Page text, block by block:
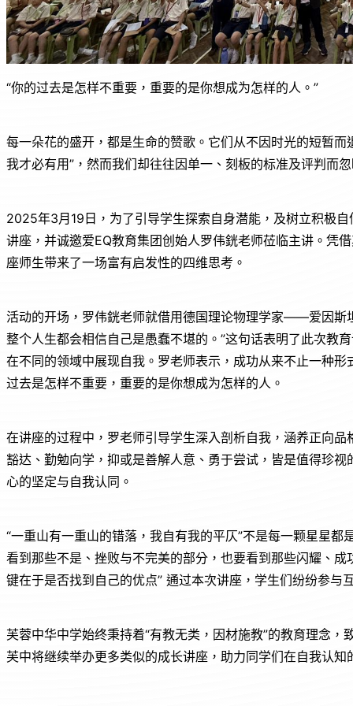
“你的过去是怎样不重要，重要的是你想成为怎样的人。”
每一朵花的盛开，都是生命的赞歌。它们从不因时光的短暂
我才必有用”，然而我们却往往因单一、刻板的标准及评判而忽
2025年3月19日，为了引导学生探索自身潜能，及树立积极
讲座，并诚邀爱EQ教育集团创始人罗伟銧老师莅临主讲。凭
座师生带来了一场富有启发性的四维思考。
活动的开场，罗伟銧老师就借用德国理论物理学家——爱因斯
整个人生都会相信自己是愚蠢不堪的。”这句话表明了此次教
在不同的领域中展现自我。罗老师表示，成功从来不止一种
过去是怎样不重要，重要的是你想成为怎样的人。
在讲座的过程中，罗老师引导学生深入剖析自我，涵养正向
豁达、勤勉向学，抑或是善解人意、勇于尝试，皆是值得珍
心的坚定与自我认同。
“一重山有一重山的错落，我自有我的平仄”不是每一颗星星
看到那些不是、挫败与不完美的部分，也要看到那些闪耀、
键在于是否找到自己的优点” 通过本次讲座，学生们纷纷参与
芙蓉中华中学始终秉持着“有教无类，因材施教”的教育理念
芙中将继续举办更多类似的成长讲座，助力同学们在自我认